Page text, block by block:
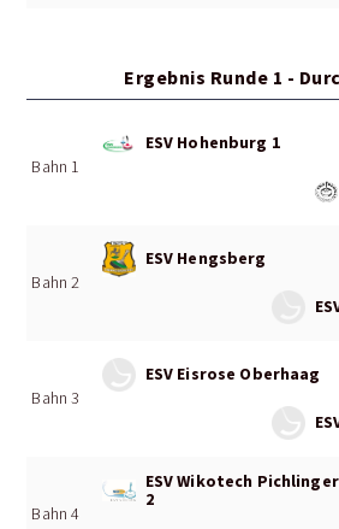
Ergebnis Runde 1 -
Bahn 1
ESV Hohenburg 1
Bahn 2
ESV Hengsberg
Bahn 3
ESV Eisrose Oberhaag
Bahn 4
ESV Wikotech
2